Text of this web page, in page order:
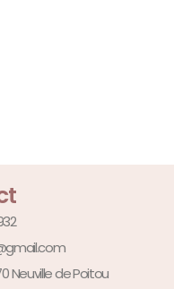
Neuville de Poitou